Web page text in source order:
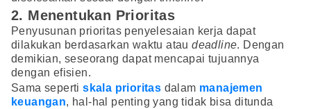
2. Menentukan Prioritas
Penyusunan prioritas penyelesaian kerja dapat
dilakukan berdasarkan waktu ataudeadline. Dengan
demikian, seseorang dapat mencapai tujuannya
dengan efisien.
Sama sepertiskala prioritas dalam manajemen
keuangan, hal-hal penting yang tidak bisa ditunda